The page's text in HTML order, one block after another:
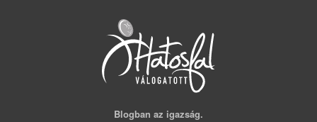
Blogban az igazság.